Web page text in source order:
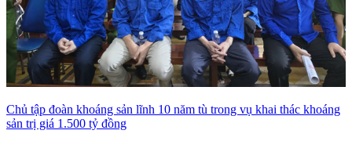
Chủ tập đoàn khoáng sản lĩnh 10 năm tù trong vụ khai thác khoáng
sản trị giá 1.500 tỷ đồng